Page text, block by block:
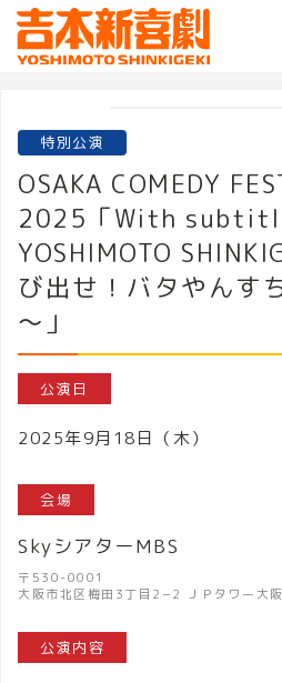
特別公演
OSAKA COMEDY
2025「With
YOSHIMOTO
び出せ！バタやんす
～」
公演日
2025年9月18日（木）
会場
SkyシアターMBS
〒530-0001
大阪市北区梅田3丁目2−2 ＪＰタワー大
公演内容